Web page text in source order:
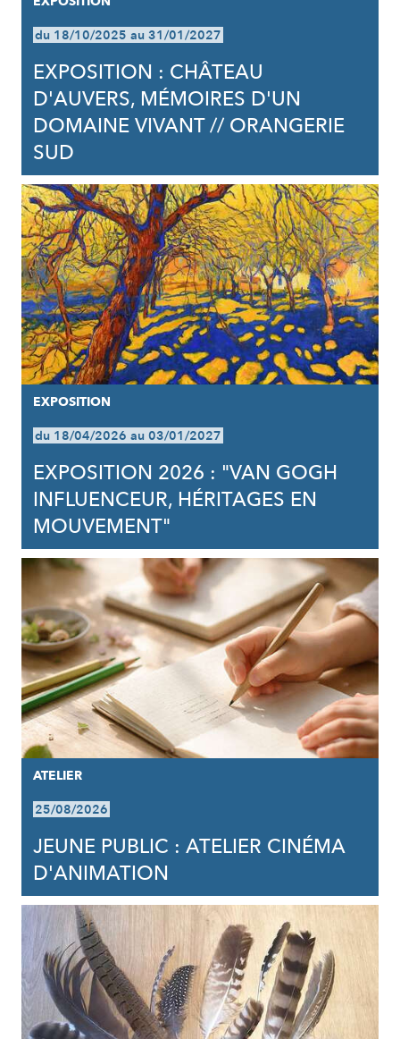
du 18/10/2025 au 31/01/2027
EXPOSITION : CHÂTEAU
D'AUVERS, MÉMOIRES D'UN
DOMAINE VIVANT // ORANGERIE
SUD
EXPOSITION
du 18/04/2026 au 03/01/2027
EXPOSITION 2026 : "VAN GOGH
INFLUENCEUR, HÉRITAGES EN
MOUVEMENT"
ATELIER
25/08/2026
JEUNE PUBLIC : ATELIER CINÉMA
D'ANIMATION